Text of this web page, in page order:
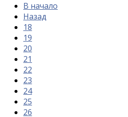
В начало
Назад
18
19
20
21
22
23
24
25
26